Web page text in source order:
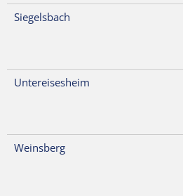
Siegelsbach
Untereisesheim
Weinsberg